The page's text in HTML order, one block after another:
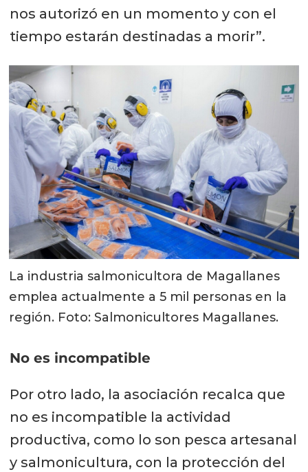
nos autorizó en un momento y con el
tiempo estarán destinadas a morir”.
La industria salmonicultora de Magallanes
emplea actualmente a 5 mil personas en la
región. Foto: Salmonicultores Magallanes.
No es incompatible
Por otro lado, la asociación recalca que
no es incompatible la actividad
productiva, como lo son pesca artesanal
y salmonicultura, con la protección del